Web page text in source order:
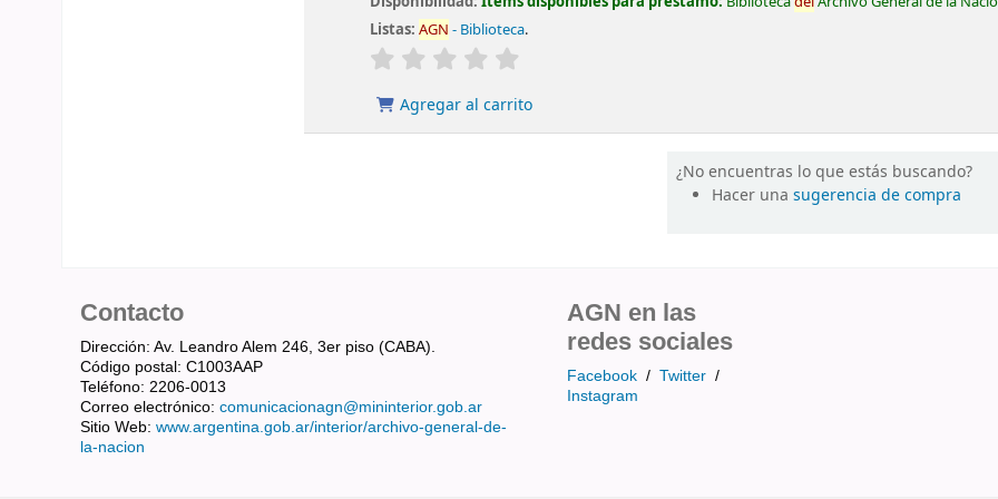
Listas: AGN - Biblioteca.
valoración
Agregar al carrito
¿No encuentras lo que estás buscando?
Hacer unasugerencia de compra
Contacto
Dirección: Av. Leandro Alem 246, 3er piso (CABA).
Código postal: C1003AAP
Teléfono: 2206-0013
Correo electrónico: comunicacionagn@mininterior.gob.ar
Sitio Web: www.argentina.gob.ar/interior/archivo-general-de-
la-nacion
AGN en las
redes sociales
Facebook / Twitter /
Instagram